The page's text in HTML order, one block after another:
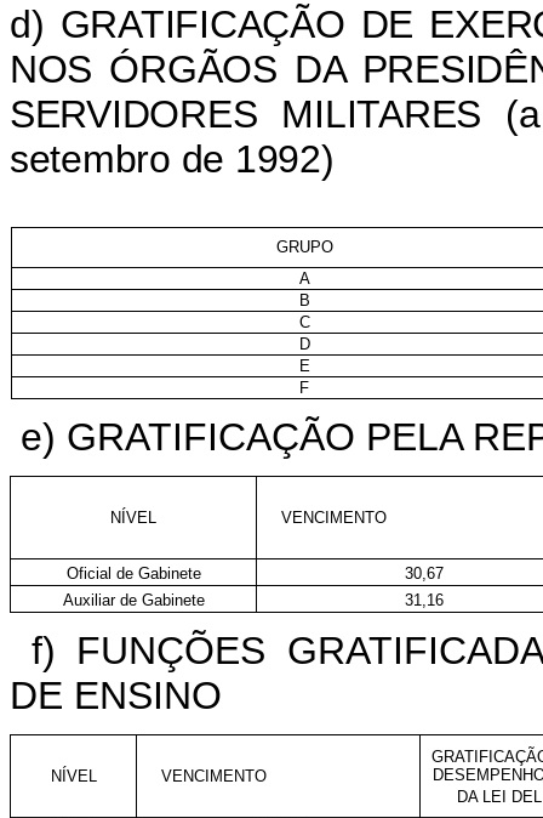
d) GRATIFICAÇÃO DE
NOS ÓRGÃOS DA
SERVIDORES MILITARES
setembro de 1992)
GRUPO
A
B
C
D
E
F
e) GRATIFICAÇÃO PELA
NÍVEL VENCIMENTO
Oficial de Gabinete
30,67
Auxiliar de Gabinete
31,16
f) FUNÇÕES
DE ENSINO
NÍVEL VENCIMENTO
DA LEI